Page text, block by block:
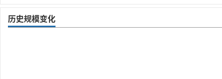
历史规模变化